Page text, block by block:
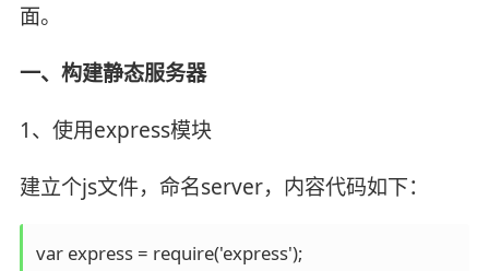
面。
一、构建静态服务器
1、使用express模块
建立个js文件，命名server，内容代码如下：
var express = require('express');